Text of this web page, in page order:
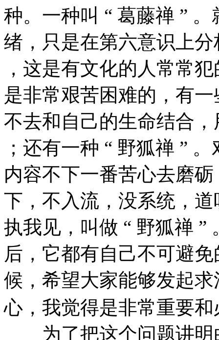
种。一种叫 “ 葛藤禅 ”
绪，只是在第六意识上
，这是有文化的人常常
是非常艰苦困难的，有
不去和自己的生命结合
；还有一种 “ 野狐禅 ”
内容不下一番苦心去磨
下，不入流，没系统，
执我见，叫做 “ 野狐禅 ”
后，它都有自己不可避
候，希望大家能够发起
心，我觉得是非常重要
为了把这个问题讲明